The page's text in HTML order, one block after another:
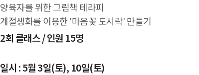
양육자를 위한 그림책 테라피
계절생화를 이용한 '마음꽃 도시락' 만들기
2회 클래스 / 인원 15명
일시 : 5월 3일(토), 10일(토)